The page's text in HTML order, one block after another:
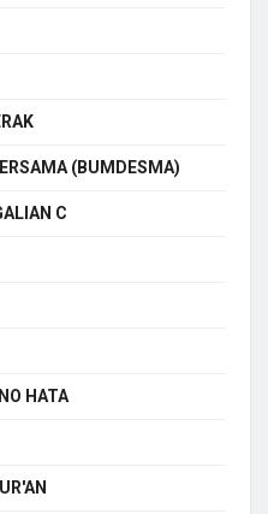
(BUMDESMA)
C
HATA